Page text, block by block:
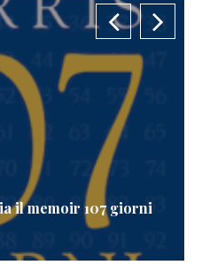
con Taglio letale